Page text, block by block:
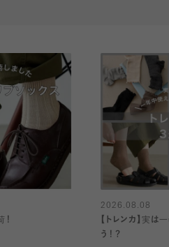
！
2026.08.08
【トレンカ】実は
う！？